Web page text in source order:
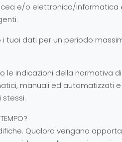
e/o elettronica/
tuoi dati per un periodo
indicazioni della normativa
manuali ed
Qualora vengano